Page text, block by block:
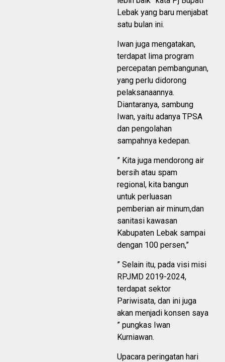
Lebak yang baru menjabat
satu bulan ini.
Iwan juga mengatakan,
terdapat lima program
percepatan pembangunan,
yang perlu didorong
pelaksanaannya.
Diantaranya, sambung
Iwan, yaitu adanya TPSA
dan pengolahan
sampahnya kedepan.
” Kita juga mendorong air
bersih atau spam
regional, kita bangun
untuk perluasan
pemberian air minum,dan
sanitasi kawasan
Kabupaten Lebak sampai
dengan 100 persen,”
” Selain itu, pada visi misi
RPJMD 2019-2024,
terdapat sektor
Pariwisata, dan ini juga
akan menjadi konsen saya
” pungkas Iwan
Kurniawan.
Upacara peringatan hari